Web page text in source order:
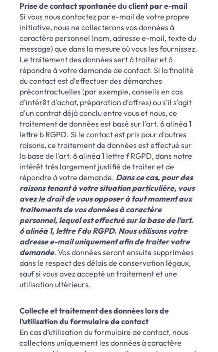
Prise de contact spontanée du client par e-mail
Si vous nous contactez par e-mail de votre propre
initiative, nous ne collecterons vos données à
caractère personnel (nom, adresse e-mail, texte du
message) que dans la mesure où vous les fournissez.
Le traitement des données sert à traiter et à
répondre à votre demande de contact. Si la finalité
du contact est d'effectuer des démarches
précontractuelles (par exemple, conseils en cas
d'intérêt d'achat, préparation d'offres) ou s'il s'agit
d'un contrat déjà conclu entre vous et nous, ce
traitement de données est basé sur l'art. 6 alinéa 1
lettre b RGPD. Si le contact est pris pour d'autres
raisons, ce traitement de données est effectué sur
la base de l'art. 6 alinéa 1 lettre f RGPD, dans notre
intérêt très largement justifié de traiter et de
répondre à votre demande. Dans ce cas, pour des
raisons tenant à votre situation particulière, vous
avez le droit de vous opposer à tout moment aux
traitements de vos données à caractère
personnel, lequel est effectué sur la base de l’art.
6 alinéa 1, lettre f du RGPD. Nous utilisons votre
adresse e-mail uniquement afin de traiter votre
demande. Vos données seront ensuite supprimées
dans le respect des délais de conservation légaux,
sauf si vous avez accepté un traitement et une
utilisation ultérieurs.
Collecte et traitement des données lors de
l’utilisation du formulaire de contact
En cas d’utilisation du formulaire de contact, nous
collectons uniquement les données à caractère